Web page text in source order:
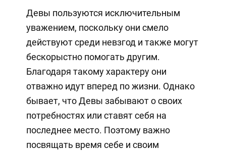
Девы пользуются исключительным
уважением, поскольку они смело
действуют среди невзгод и также могут
бескорыстно помогать другим.
Благодаря такому характеру они
отважно идут вперед по жизни. Однако
бывает, что Девы забывают о своих
потребностях или ставят себя на
последнее место. Поэтому важно
посвящать время себе и своим